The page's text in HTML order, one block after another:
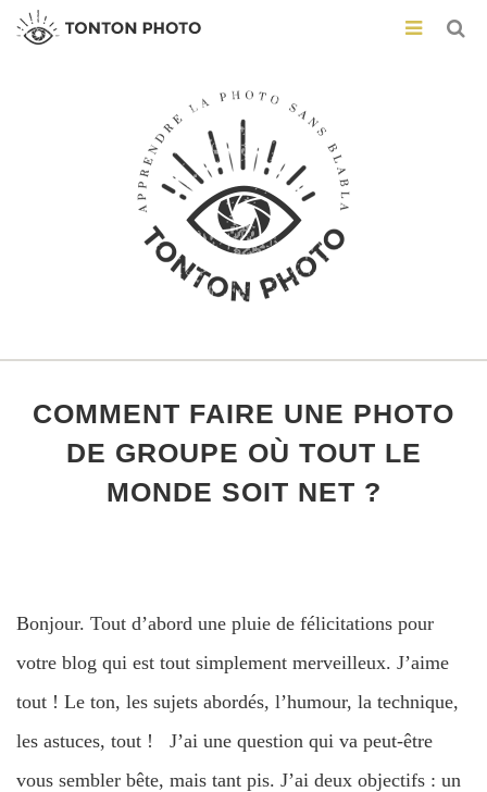
COMMENT FAIRE UNE PHOTO
DE GROUPE OÙ TOUT LE
MONDE SOIT NET ?
Bonjour. Tout d’abord une pluie de félicitations pour
votre blog qui est tout simplement merveilleux. J’aime
tout ! Le ton, les sujets abordés, l’humour, la technique,
les astuces, tout ! J’ai une question qui va peut-être
vous sembler bête, mais tant pis. J’ai deux objectifs : un